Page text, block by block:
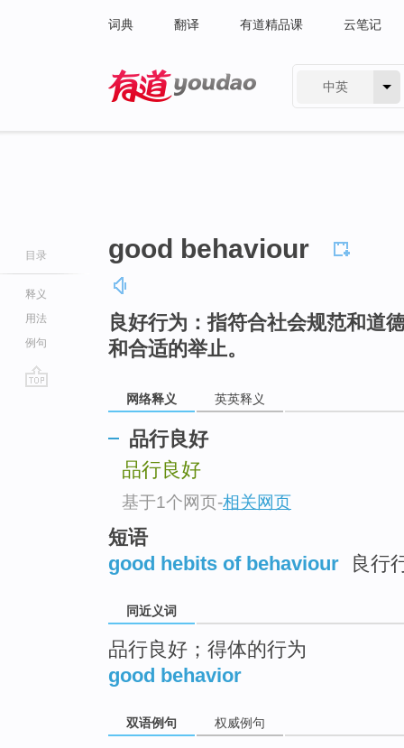
词典 翻译 有道精品课 云笔记
中英
目录
释义
用法
例句
good behaviour
良好行为：指符合社会规范和道
和合适的举止。
网络释义 英英释义
品行良好
品行良好
基于1个网页-相关网页
短语
good hebits of behaviour
良行
同近义词
品行良好；得体的行为
good behavior
双语例句 权威例句